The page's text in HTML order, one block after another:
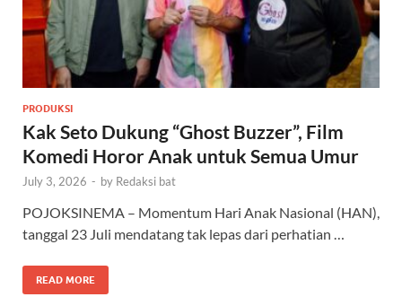
PRODUKSI
Kak Seto Dukung “Ghost Buzzer”, Film
Komedi Horor Anak untuk Semua Umur
July 3, 2026 - by Redaksi bat
POJOKSINEMA – Momentum Hari Anak Nasional (HAN),
tanggal 23 Juli mendatang tak lepas dari perhatian …
READ MORE